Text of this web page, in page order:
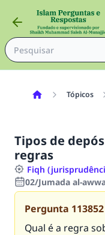
Tópicos
Tipos de
regras
Fiqh
02/Jumada al-
Pergunta 113852
Qual é a regra